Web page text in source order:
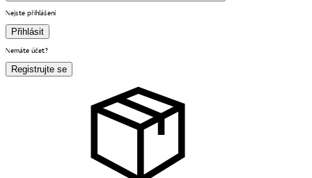
Nejste přihlášení
Přihlásit
Nemáte účet?
Registrujte se